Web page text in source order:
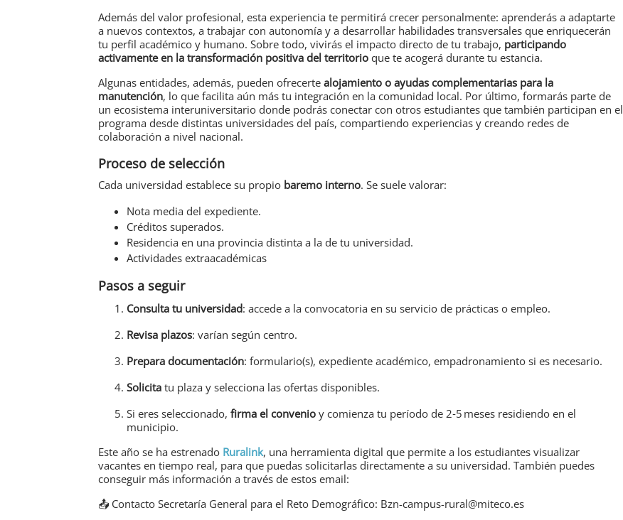
Además del valor profesional, esta experiencia te permitirá crecer personalmente: aprenderás a adaptarte
a nuevos contextos, a trabajar con autonomía y a desarrollar habilidades transversales que enriquecerán
tu perfil académico y humano. Sobre todo, vivirás el impacto directo de tu trabajo, participando
activamente en la transformación positiva del territorio que te acogerá durante tu estancia.
Algunas entidades, además, pueden ofrecerte alojamiento o ayudas complementarias para la
manutención, lo que facilita aún más tu integración en la comunidad local. Por último, formarás parte de
un ecosistema interuniversitario donde podrás conectar con otros estudiantes que también participan en el
programa desde distintas universidades del país, compartiendo experiencias y creando redes de
colaboración a nivel nacional.
Proceso de selección
Cada universidad establece su propio baremo interno. Se suele valorar:
Nota media del expediente.
Créditos superados.
Residencia en una provincia distinta a la de tu universidad.
Actividades extraacadémicas
Pasos a seguir
Consulta tu universidad: accede a la convocatoria en su servicio de prácticas o empleo.
Revisa plazos: varían según centro.
Prepara documentación: formulario(s), expediente académico, empadronamiento si es necesario.
Solicita tu plaza y selecciona las ofertas disponibles.
Si eres seleccionado, firma el convenio y comienza tu período de 2‑5 meses residiendo en el
municipio.
Este año se ha estrenado Ruralink, una herramienta digital que permite a los estudiantes visualizar
vacantes en tiempo real, para que puedas solicitarlas directamente a su universidad. También puedes
conseguir más información a través de estos email:
📤 Contacto Secretaría General para el Reto Demográfico: Bzn-campus-rural@miteco.es